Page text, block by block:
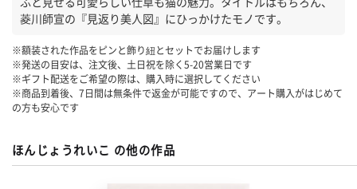
菱川師宣の『見返り美人図』にひっかけたモノです。
※額装された作品をピンと飾り紐とセットでお届けします
※発送の目安は、注文後、土日祝を除く5-20営業日です
※ギフト配送をご希望の際は、購入時に選択してください
※商品到着後、7日間は無条件で返金が可能ですので、アート購入がはじめて
の方も安心です
ほんじょうれいこ の他の作品